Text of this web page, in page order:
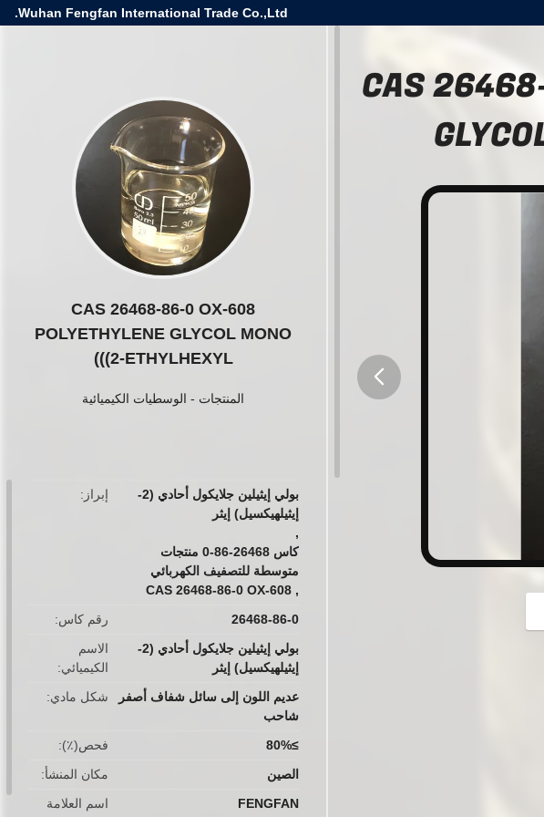
Wuhan Fengfan International Trade Co.,Ltd.
CAS 26468-86-0 OX-608
POLYETHYLENE GLYCOL MONO
((2-ETHYLHEXYL)
المنتجات - الوسطيات الكيميائية
إبراز
بولي إيثيلين جلايكول أحادي (2-
إيثيلهيكسيل) إيثر
,
كاس 26468-86-0 منتجات
متوسطة للتصفيف الكهربائي
,
CAS 26468-86-0 OX-608
رقم كاس
26468-86-0
الاسم
الكيميائي
بولي إيثيلين جلايكول أحادي (2-
إيثيلهيكسيل) إيثر
شكل مادي
عديم اللون إلى سائل شفاف أصفر
شاحب
فحص(٪)
≥80%
مكان المنشأ
الصين
اسم العلامة
FENGFAN
CAS